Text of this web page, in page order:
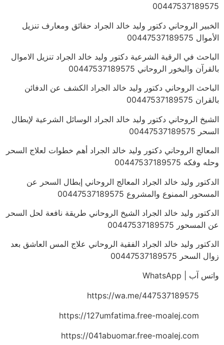
00447537189575
الخبير الروحاني دكتور وليد خالد الجراد حقائق ومعارف تنزيل
الأموال 00447537189575
الباحث في الرقية الشرعية دكتور وليد خالد الجراد تنزيل الاموال
بالقرآن والبخور الروحاني 00447537189575
الباحث الروحاني دكتور وليد خالد الجراد الكشف عن الدفائن
بالقران 00447537189575
الشيخ الروحاني دكتور وليد خالد الجراد الوسائل الشرعية لإبطال
السحر 00447537189575
المعالج الروحاني دكتور وليد خالد الجراد أهم خطوات لعلاج السحر
وحله وفكه 00447537189575
الدكتور وليد خالد الجراد المعالج الروحاني إبطال السحر عن
المسحور الممنوع والمشروع 00447537189575
الدكتور وليد خالد الجراد الشيخ الروحاني طريقة نافعة لحل السحر
عن المسحور 00447537189575
الدكتور وليد خالد الجراد الفقية الروحاني علاج المس العاشق بعد
زوال السحر 00447537189575
واتس آب | WhatsApp
https://wa.me/447537189575
https://127umfatima.free-moalej.com
https://041abuomar.free-moalej.com